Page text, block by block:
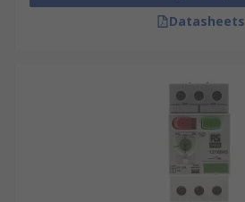
Datasheets